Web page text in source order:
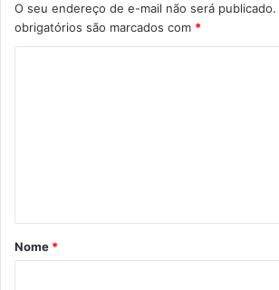
O seu endereço de e-mail não será publicado.
obrigatórios são marcados com *
á
r
Nome *